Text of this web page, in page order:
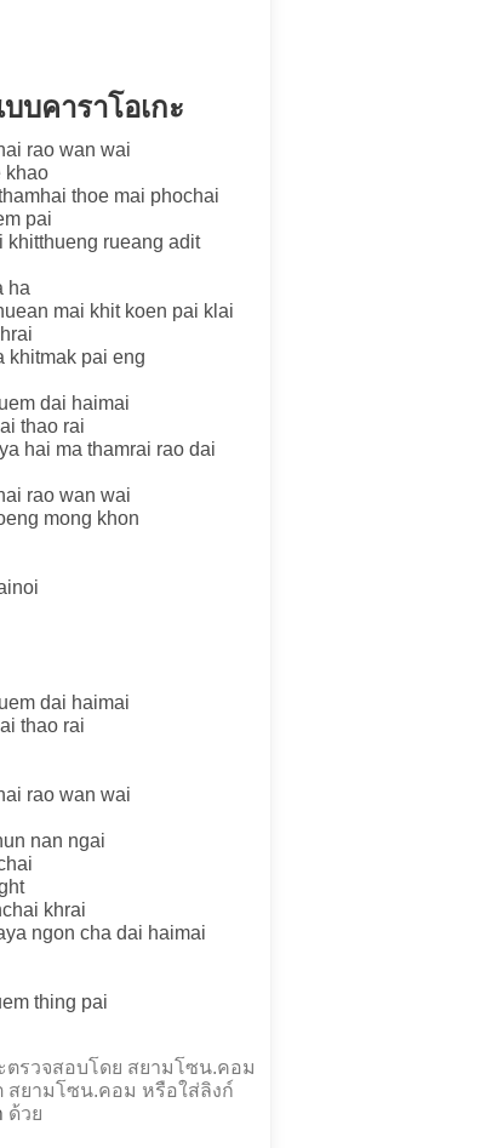
บคาราโอเกะ
rao wan wai
khao
thoe mai phochai
pai
khitthueng rueang adit
ha
mai khit koen pai klai
khitmak pai eng
dai haimai
thao rai
hai ma thamrai rao dai
rao wan wai
mong khon
dai haimai
thao rai
rao wan wai
nan ngai
khrai
ngon cha dai haimai
thing pai
ตรวจสอบโดย สยามโซน.คอม
สยามโซน.คอม หรือใส่ลิงก์
ด้วย